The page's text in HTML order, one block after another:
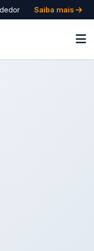
Saiba mais